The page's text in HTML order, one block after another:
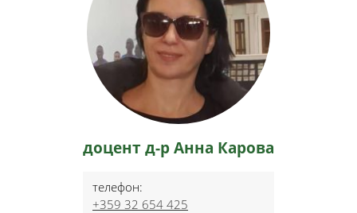
доцент д-р Анна Карова
телефон:
+359 32 654 425